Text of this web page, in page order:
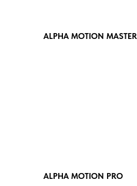
ALPHA MOTION MASTER
ALPHA MOTION PRO